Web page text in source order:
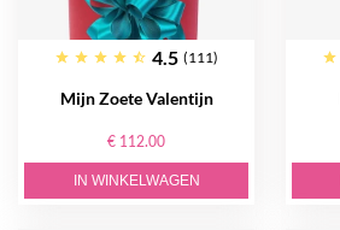
4.5 (111)
Mijn Zoete Valentijn
€ 112.00
IN WINKELWAGEN